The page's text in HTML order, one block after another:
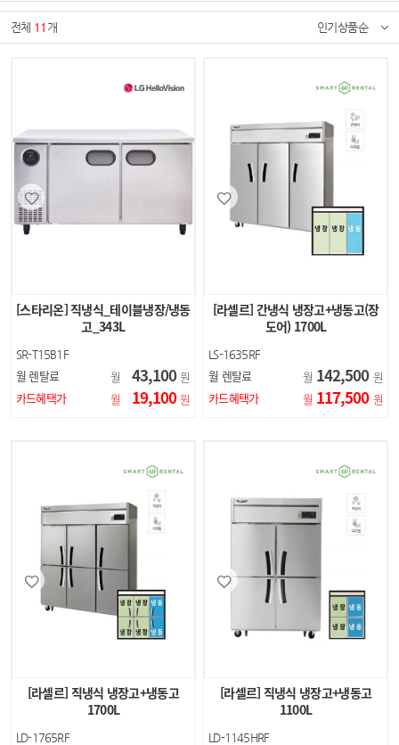
전체 11 개 인기상품순
[스타리온] 직냉식_테이블냉장/냉동
고_343L
SR-T15B1F
월 렌탈료 월 43,100 원
카드혜택가
월 19,100 원
[라셀르] 간냉식 냉장고+냉동고(장
도어) 1700L
LS-1635RF
월 렌탈료 월 142,500 원
카드혜택가
월 117,500 원
[라셀르] 직냉식 냉장고+냉동고
1700L
LD-1765RF
[라셀르] 직냉식 냉장고+냉동고
1100L
LD-1145HRF